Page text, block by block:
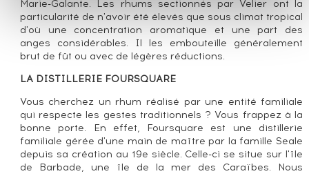
Marie-Galante. Les rhums sectionnés par Velier ont la
particularité de n'avoir été élevés que sous climat tropical
d'où une concentration aromatique et une part des
anges considérables. Il les embouteille généralement
brut de fût ou avec de légères réductions.
LA DISTILLERIE FOURSQUARE
Vous cherchez un rhum réalisé par une entité familiale
qui respecte les gestes traditionnels ? Vous frappez à la
bonne porte. En effet, Foursquare est une distillerie
familiale gérée d'une main de maître par la famille Seale
depuis sa création au 19e siècle. Celle-ci se situe sur l'île
de Barbade, une île de la mer des Caraïbes. Nous